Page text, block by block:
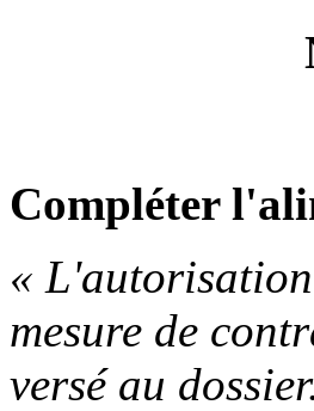
Compléter
«
mesure de
versé au